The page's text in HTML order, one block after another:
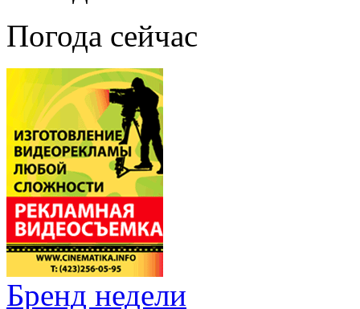
Погода сейчас
Бренд недели